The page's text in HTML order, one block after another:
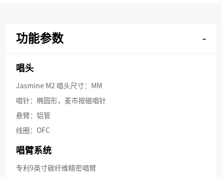
功能参数 -
唱头
Jasmine M2 唱头尺寸：MM
唱针：椭圆形，麦市按磁唱针
悬臂：铝管
线圈：OFC
唱臂系统
专利9英寸碳纤维精密唱臂